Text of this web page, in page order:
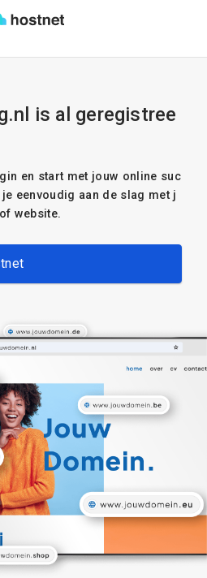
is al geregistree
en start met jouw online suc
eenvoudig aan de slag met j
website.